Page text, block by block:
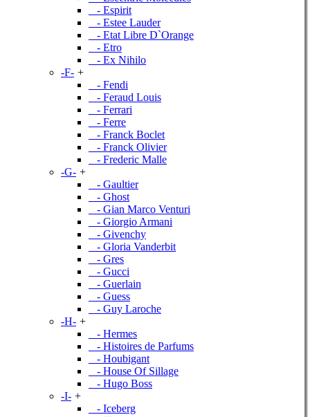
- Espirit
- Estee Lauder
- Etat Libre D`Orange
- Etro
- Ex Nihilo
-F- +
- Fendi
- Feraud Louis
- Ferrari
- Ferre
- Franck Boclet
- Franck Olivier
- Frederic Malle
-G- +
- Gaultier
- Ghost
- Gian Marco Venturi
- Giorgio Armani
- Givenchy
- Gloria Vanderbit
- Gres
- Gucci
- Guerlain
- Guess
- Guy Laroche
-H- +
- Hermes
- Histoires de Parfums
- Houbigant
- House Of Sillage
- Hugo Boss
-I- +
- Iceberg